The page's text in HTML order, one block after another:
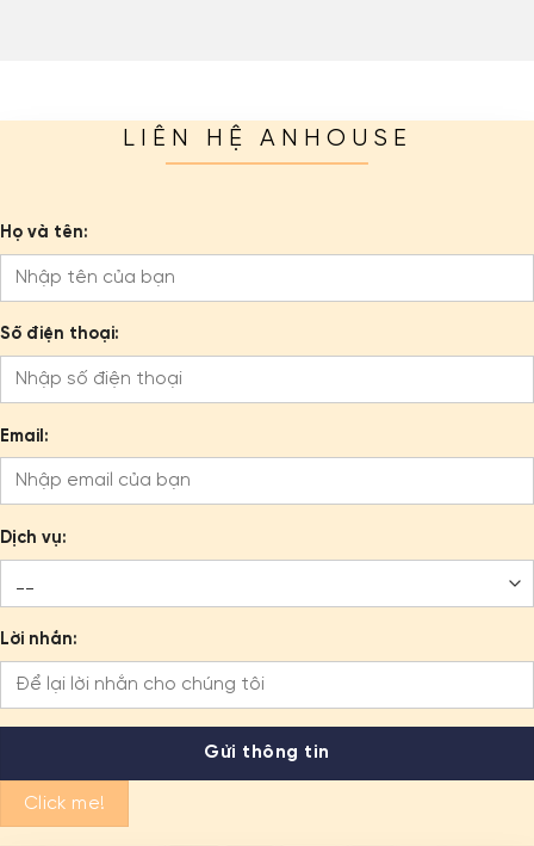
LIÊN HỆ ANHOUSE
Họ và tên:
Số điện thoại:
Email:
Dịch vụ:
Lời nhắn:
Click me!